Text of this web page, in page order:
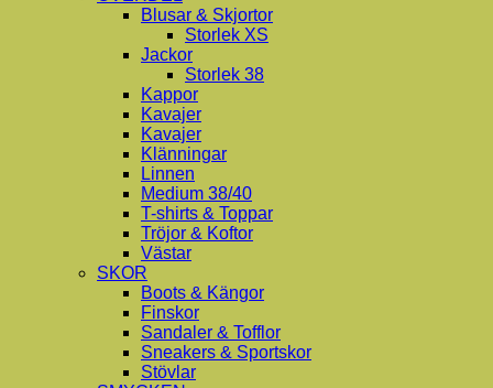
Blusar & Skjortor
Storlek XS
Jackor
Storlek 38
Kappor
Kavajer
Kavajer
Klänningar
Linnen
Medium 38/40
T-shirts & Toppar
Tröjor & Koftor
Västar
SKOR
Boots & Kängor
Finskor
Sandaler & Tofflor
Sneakers & Sportskor
Stövlar